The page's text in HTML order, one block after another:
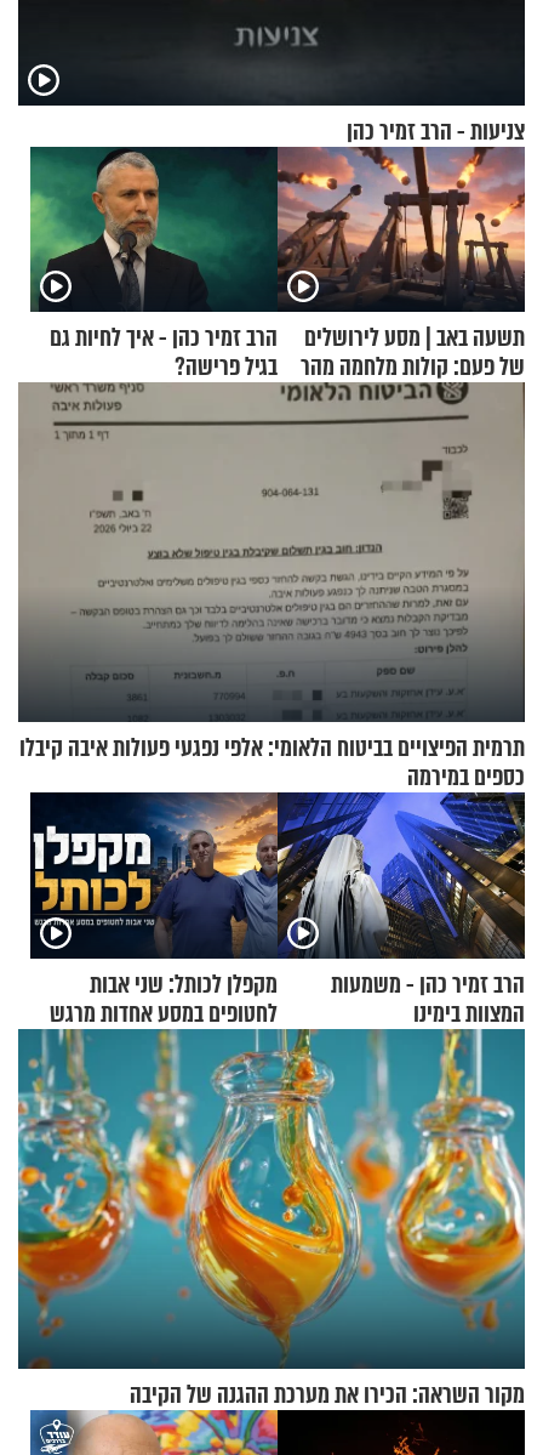
צניעות - הרב זמיר כהן
תשעה באב | מסע לירושלים
של פעם: קולות מלחמה מהר
הזיתים
הרב זמיר כהן - איך לחיות גם
בגיל פרישה?
תרמית הפיצויים בביטוח הלאומי: אלפי נפגעי פעולות איבה קיבלו
כספים במירמה
הרב זמיר כהן - משמעות
המצוות בימינו
מקפלן לכותל: שני אבות
לחטופים במסע אחדות מרגש
מקור השראה: הכירו את מערכת ההגנה של הקיבה